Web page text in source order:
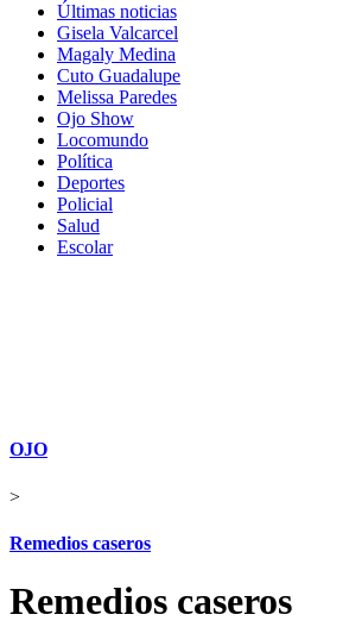
Últimas noticias
Gisela Valcarcel
Magaly Medina
Cuto Guadalupe
Melissa Paredes
Ojo Show
Locomundo
Política
Deportes
Policial
Salud
Escolar
OJO
>
Remedios caseros
Remedios caseros